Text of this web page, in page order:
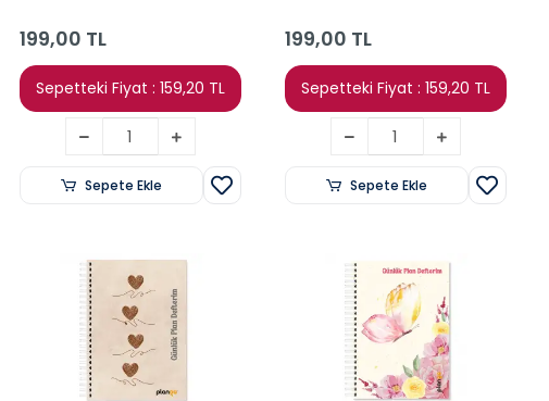
199,00 TL
Sepetteki Fiyat : 159,20 TL
Sepete Ekle
199,00 TL
Sepetteki Fiyat : 159,20 TL
Sepete Ekle